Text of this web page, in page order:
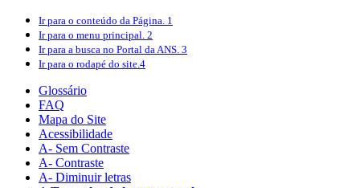
Ir para o conteúdo da Página. 1
Ir para o menu principal. 2
Ir para a busca no Portal da ANS. 3
Ir para o rodapé do site.4
Glossário
FAQ
Mapa do Site
Acessibilidade
A- Sem Contraste
A- Contraste
A- Diminuir letras